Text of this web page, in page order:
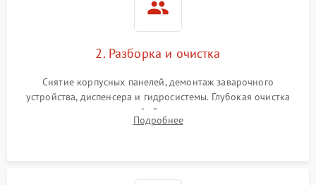
2. Разборка и очистка
Снятие корпусных панелей, демонтаж заварочного
устройства, диспенсера и гидросистемы. Глубокая очистка
внутренних узлов от кофейных масел, жмыха и накипи.
Промывка дренажных каналов и фильтров с использованием
Подробнее